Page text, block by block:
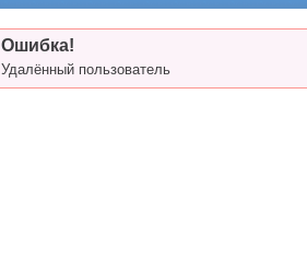
Ошибка!
Удалённый пользователь